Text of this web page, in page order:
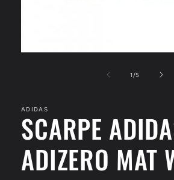
modale
1 /su
5
ADIDAS
SCARPE
ADIZERO MAT